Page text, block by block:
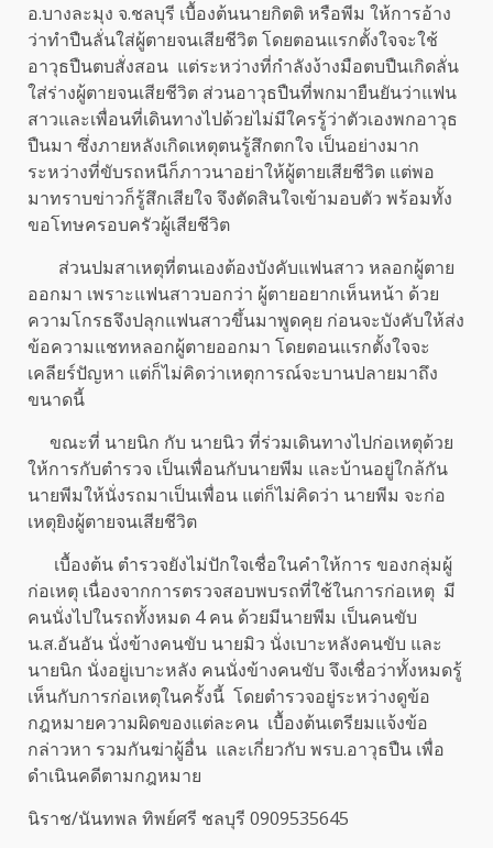
อ.บางละมุง จ.ชลบุรี เบื้องต้นนายกิตติ หรือพีม ให้การอ้าง
ว่าทำปืนลั่นใส่ผู้ตายจนเสียชีวิต โดยตอนแรกตั้งใจจะใช้
อาวุธปืนตบสั่งสอน แต่ระหว่างที่กำลังง้างมือตบปืนเกิดลั่น
ใส่ร่างผู้ตายจนเสียชีวิต ส่วนอาวุธปืนที่พกมายืนยันว่าแฟน
สาวและเพื่อนที่เดินทางไปด้วยไม่มีใครรู้ว่าตัวเองพกอาวุธ
ปืนมา ซึ่งภายหลังเกิดเหตุตนรู้สึกตกใจ เป็นอย่างมาก
ระหว่างที่ขับรถหนีก็ภาวนาอย่าให้ผู้ตายเสียชีวิต แต่พอ
มาทราบข่าวก็รู้สึกเสียใจ จึงตัดสินใจเข้ามอบตัว พร้อมทั้ง
ขอโทษครอบครัวผู้เสียชีวิต
ส่วนปมสาเหตุที่ตนเองต้องบังคับแฟนสาว หลอกผู้ตาย
ออกมา เพราะแฟนสาวบอกว่า ผู้ตายอยากเห็นหน้า ด้วย
ความโกรธจึงปลุกแฟนสาวขึ้นมาพูดคุย ก่อนจะบังคับให้ส่ง
ข้อความแชทหลอกผู้ตายออกมา โดยตอนแรกตั้งใจจะ
เคลียร์ปัญหา แต่ก็ไม่คิดว่าเหตุการณ์จะบานปลายมาถึง
ขนาดนี้
ขณะที่ นายนิก กับ นายนิว ที่ร่วมเดินทางไปก่อเหตุด้วย
ให้การกับตำรวจ เป็นเพื่อนกับนายพีม และบ้านอยู่ใกล้กัน
นายพีมให้นั่งรถมาเป็นเพื่อน แต่ก็ไม่คิดว่า นายพีม จะก่อ
เหตุยิงผู้ตายจนเสียชีวิต
เบื้องต้น ตำรวจยังไม่ปักใจเชื่อในคำให้การ ของกลุ่มผู้
ก่อเหตุ เนื่องจากการตรวจสอบพบรถที่ใช้ในการก่อเหตุ มี
คนนั่งไปในรถทั้งหมด 4 คน ด้วยมีนายพีม เป็นคนขับ
น.ส.อันอัน นั่งข้างคนขับ นายมิว นั่งเบาะหลังคนขับ และ
นายนิก นั่งอยู่เบาะหลัง คนนั่งข้างคนขับ จึงเชื่อว่าทั้งหมดรู้
เห็นกับการก่อเหตุในครั้งนี้ โดยตำรวจอยู่ระหว่างดูข้อ
กฎหมายความผิดของแต่ละคน เบื้องต้นเตรียมแจ้งข้อ
กล่าวหา รวมกันฆ่าผู้อื่น และเกี่ยวกับ พรบ.อาวุธปืน เพื่อ
ดำเนินคดีตามกฎหมาย
นิราช/นันทพล ทิพย์ศรี ชลบุรี 0909535645